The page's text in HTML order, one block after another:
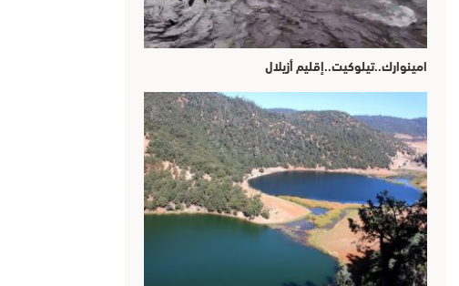
امينوارك..تيلوكيت..إقليم أزيلال